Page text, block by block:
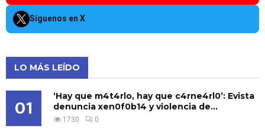
Síguenos en X
LO MÁS LEÍDO
01
‘Hay que m4t4rlo, hay que c4rne4rl0’: Evista
denuncia xen0f0b14 y violencia de...
1730 0